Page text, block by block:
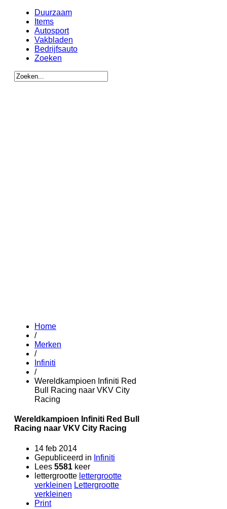
Duurzaam
Items
Autosport
Vakbladen
Bedrijfsauto
Zoeken
Home
/
Merken
/
Infiniti
/
Wereldkampioen Infiniti Red
Bull Racing naar VKV City
Racing
Wereldkampioen Infiniti Red Bull
Racing naar VKV City Racing
14 feb 2014
Gepubliceerd in Infiniti
Lees 5581 keer
lettergrootte lettergrootte
verkleinen Lettergrootte
verkleinen
Print